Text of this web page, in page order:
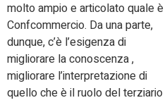
molto ampio e articolato quale è
Confcommercio. Da una parte,
dunque, c’è l’esigenza di
migliorare la conoscenza ,
migliorare l’interpretazione di
quello che è il ruolo del terziario